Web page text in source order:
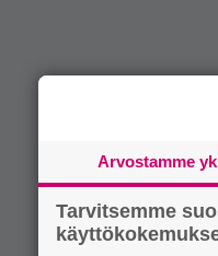
Arvostamme
Tarvitsemme